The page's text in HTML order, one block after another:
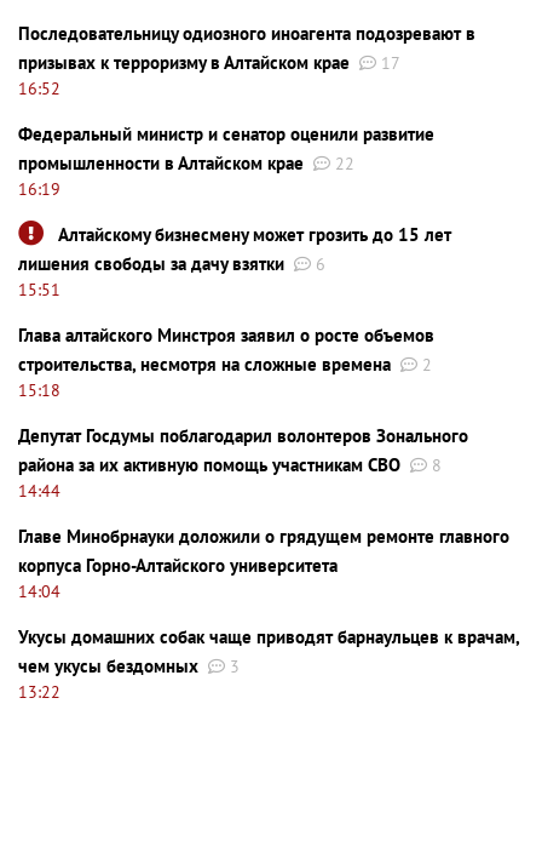
Последовательницу одиозного иноагента подозревают в
призывах к терроризму в Алтайском крае
17
16:52
Федеральный министр и сенатор оценили развитие
промышленности в Алтайском крае
22
16:19
Алтайскому бизнесмену может грозить до 15 лет
лишения свободы за дачу взятки
6
15:51
Глава алтайского Минстроя заявил о росте объемов
строительства, несмотря на сложные времена
2
15:18
Депутат Госдумы поблагодарил волонтеров Зонального
района за их активную помощь участникам СВО
8
14:44
Главе Минобрнауки доложили о грядущем ремонте главного
корпуса Горно-Алтайского университета
14:04
Укусы домашних собак чаще приводят барнаульцев к врачам,
чем укусы бездомных
3
13:22